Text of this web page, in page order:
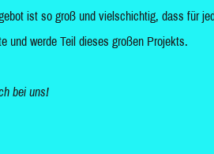
ist so groß und vielschichtig, dass für
und werde Teil dieses großen Projekts.
bei uns!